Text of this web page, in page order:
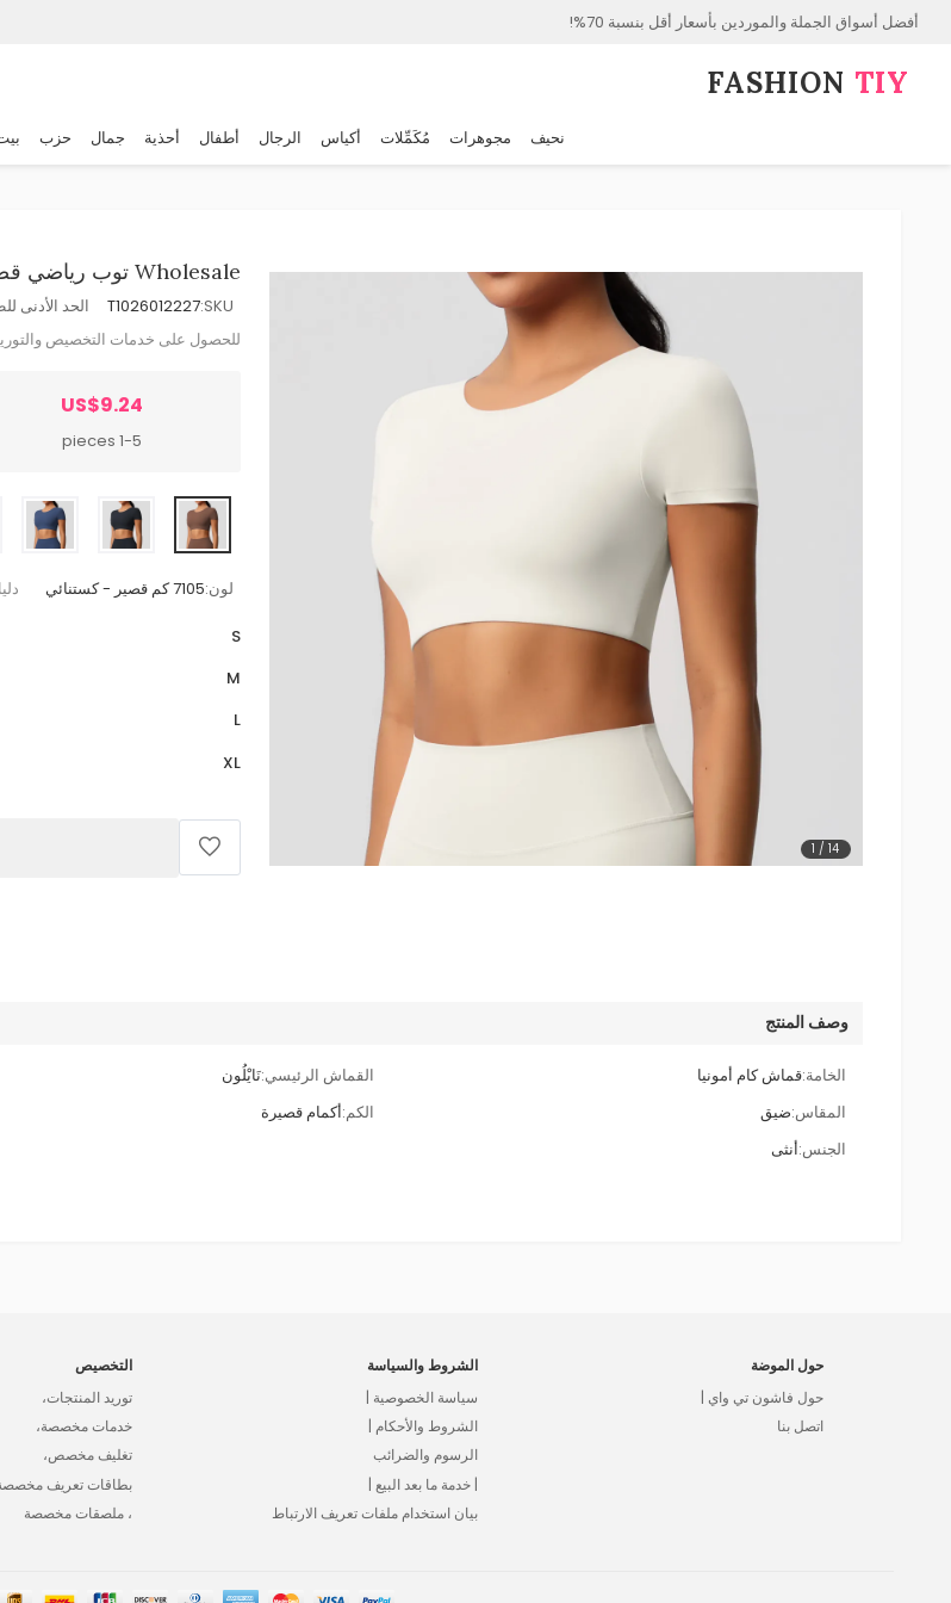
أفضل أسواق الجملة والموردين بأسعار أقل بنسبة 70%!
FASHION⁠ TIY
نحيف مجوهرات مُكَمِّلات أكياس الرجال أطفال أحذية جمال حزب
1 /14
Wholesale توب رياضي قصير بأكمام قصيرة، بلون واحد وضيق للنساء
SKU:
T1026012227 الحد الأدنى
للحصول على خدمات التخصيص
US$9.24
1-5 pieces
لون:7105 كم قصير - كستنائي
S
M
L
XL
وصف المنتج
الخامة:قماش كام أمونيا القماش الرئيسي:نَايْلُون
المقاس:ضيق الكم:أكمام قصيرة
الجنس:أنثى
حول الموضة
حول فاشون تي واي |
اتصل بنا
الشروط والسياسة
سياسة الخصوصية |
الشروط والأحكام |
الرسوم والضرائب
| خدمة ما بعد البيع |
بيان استخدام ملفات تعريف الارتباط
التخصيص
توريد المنتجات،
خدمات مخصصة،
تغليف مخصص،
بطاقات تعريف
، ملصقات مخصصة